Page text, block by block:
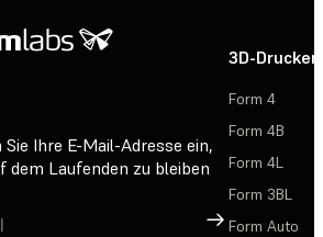
Sie Ihre E-Mail-Adresse ein,
dem Laufenden zu bleiben
Registrieren
3D-Drucker
Form 4
Form 4B
Form 4L
Form 3BL
Form Auto